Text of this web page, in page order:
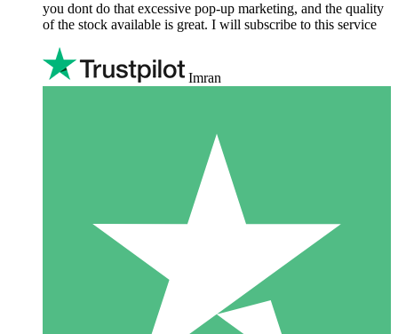
you dont do that excessive pop-up marketing, and the quality
of the stock available is great. I will subscribe to this service
Imran